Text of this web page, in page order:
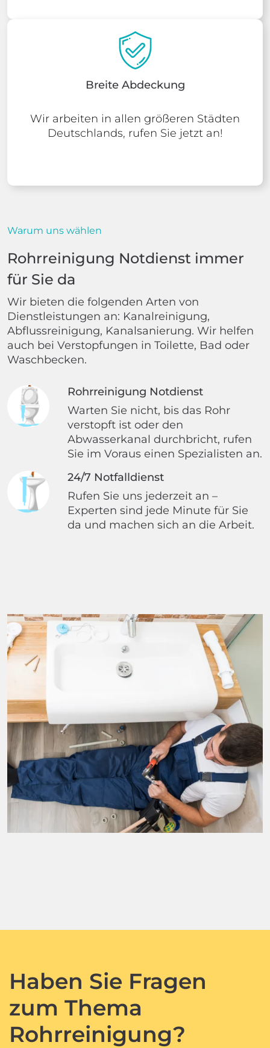
Breite Abdeckung
Wir arbeiten in allen größeren Städten
Deutschlands, rufen Sie jetzt an!
Warum uns wählen
Rohrreinigung Notdienst immer
für Sie da
Wir bieten die folgenden Arten von
Dienstleistungen an: Kanalreinigung,
Abflussreinigung, Kanalsanierung. Wir helfen
auch bei Verstopfungen in Toilette, Bad oder
Waschbecken.
Rohrreinigung Notdienst
Warten Sie nicht, bis das Rohr
verstopft ist oder den
Abwasserkanal durchbricht, rufen
Sie im Voraus einen Spezialisten an.
24/7 Notfalldienst
Rufen Sie uns jederzeit an –
Experten sind jede Minute für Sie
da und machen sich an die Arbeit.
Haben Sie Fragen
zum Thema
Rohrreinigung?